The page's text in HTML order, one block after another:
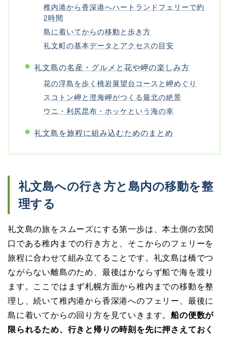
稚内港から香深港へハートランドフェリーで約
2時間
島に着いてからの移動と歩き方
礼文町の基本データとアクセスの目安
礼文島の名産・グルメと花や岬の楽しみ方
花の浮島を歩く桃岩展望台コースと岬めぐり
スコトン岬と澄海岬がつくる最北の絶景
ウニ・利尻昆布・ホッケという海の幸
礼文島を旅程に組み込むためのまとめ
礼文島への行き方と島内の移動を整
理する
礼文島の旅をスムーズにする第一歩は、本土側の玄関
口である稚内までの行き方と、そこからのフェリーを
旅程に合わせて組み立てることです。礼文島は橋でつ
ながらない離島のため、最後はかならず船で海を渡り
ます。ここではまず札幌方面から稚内までの移動を整
理し、続いて稚内港から香深港へのフェリー、最後に
島に着いてからの回り方を見ていきます。船の便数が
限られるため、行きと帰りの時刻を先に押さえておく